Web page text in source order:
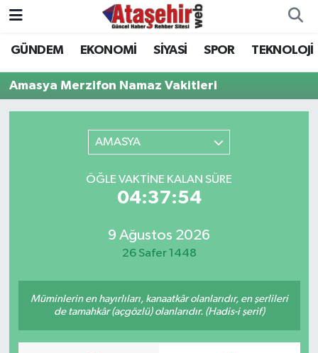
GÜNDEM EKONOMİ SİYASİ SPOR TEKNOLOJİ
Amasya Merzifon Namaz Vakitleri
AMASYA
ÖĞLE VAKTINE KALAN SÜRE
04:37:54
9 Ağustos 2026
26 Safer 1448
Müminlerin en hayırlıları, kanaatkâr olanlarıdır, en şerlileri
de tamahkâr (açgözlü) olanlarıdır. (Hadis-i şerif)
Hava Durumu
Trafik Durumu
Son Dakika Haberleri